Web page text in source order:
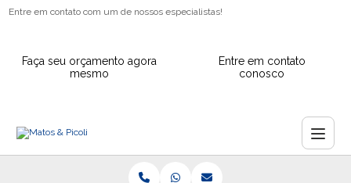
Entre em contato com um de nossos especialistas!
Faça seu orçamento agora
mesmo
Entre em contato
conosco